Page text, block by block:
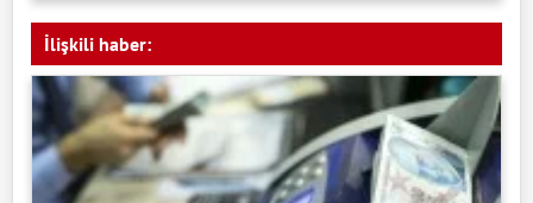
İlişkili haber: